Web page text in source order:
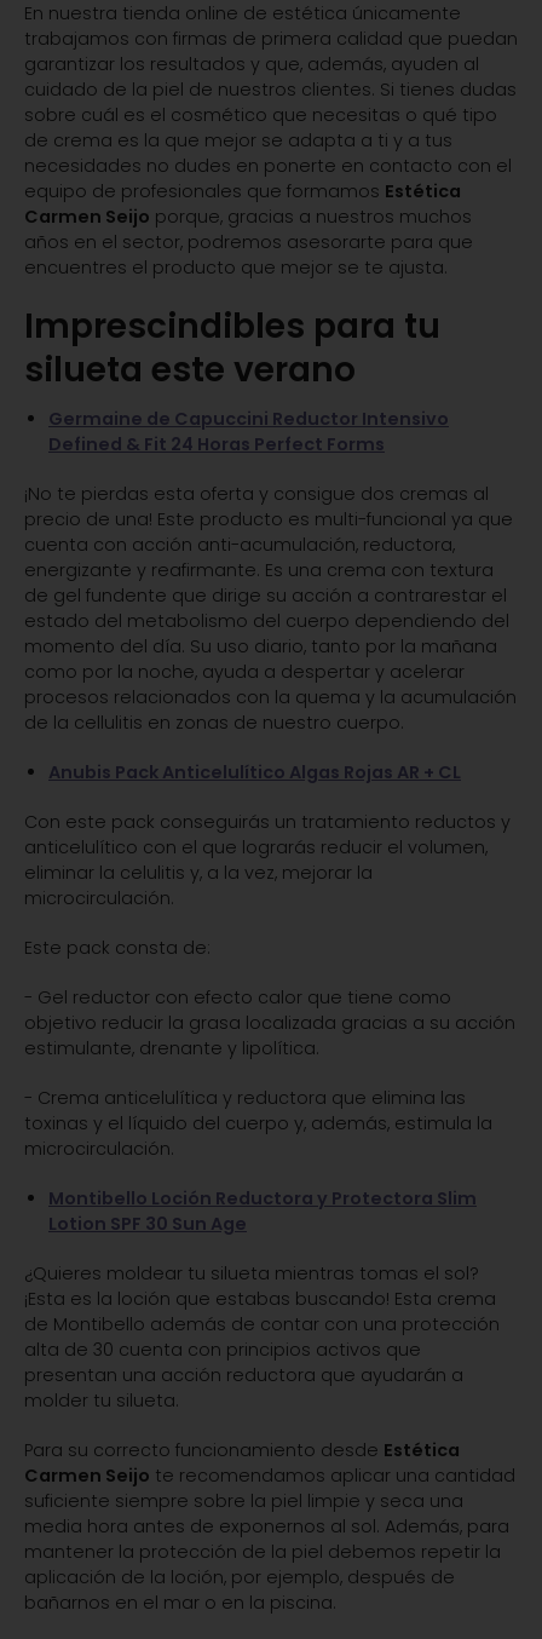
En nuestra tienda online de estética únicamente
trabajamos con firmas de primera calidad que puedan
garantizar los resultados y que, además, ayuden al
cuidado de la piel de nuestros clientes. Si tienes dudas
sobre cuál es el cosmético que necesitas o qué tipo
de crema es la que mejor se adapta a ti y a tus
necesidades no dudes en ponerte en contacto con el
equipo de profesionales que formamos Estética
Carmen Seijo porque, gracias a nuestros muchos
años en el sector, podremos asesorarte para que
encuentres el producto que mejor se te ajusta.
Imprescindibles para tu
silueta este verano
Germaine de Capuccini Reductor Intensivo
Defined & Fit 24 Horas Perfect Forms
¡No te pierdas esta oferta y consigue dos cremas al
precio de una! Este producto es multi-funcional ya que
cuenta con acción anti-acumulación, reductora,
energizante y reafirmante. Es una crema con textura
de gel fundente que dirige su acción a contrarestar el
estado del metabolismo del cuerpo dependiendo del
momento del día. Su uso diario, tanto por la mañana
como por la noche, ayuda a despertar y acelerar
procesos relacionados con la quema y la acumulación
de la cellulitis en zonas de nuestro cuerpo.
Anubis Pack Anticelulítico Algas Rojas AR + CL
Con este pack conseguirás un tratamiento reductos y
anticelulítico con el que lograrás reducir el volumen,
eliminar la celulitis y, a la vez, mejorar la
microcirculación.
Este pack consta de:
- Gel reductor con efecto calor que tiene como
objetivo reducir la grasa localizada gracias a su acción
estimulante, drenante y lipolítica.
- Crema anticelulítica y reductora que elimina las
toxinas y el líquido del cuerpo y, además, estimula la
microcirculación.
Montibello Loción Reductora y Protectora Slim
Lotion SPF 30 Sun Age
¿Quieres moldear tu silueta mientras tomas el sol?
¡Esta es la loción que estabas buscando! Esta crema
de Montibello además de contar con una protección
alta de 30 cuenta con principios activos que
presentan una acción reductora que ayudarán a
molder tu silueta.
Para su correcto funcionamiento desde Estética
Carmen Seijo te recomendamos aplicar una cantidad
suficiente siempre sobre la piel limpie y seca una
media hora antes de exponernos al sol. Además, para
mantener la protección de la piel debemos repetir la
aplicación de la loción, por ejemplo, después de
bañarnos en el mar o en la piscina.